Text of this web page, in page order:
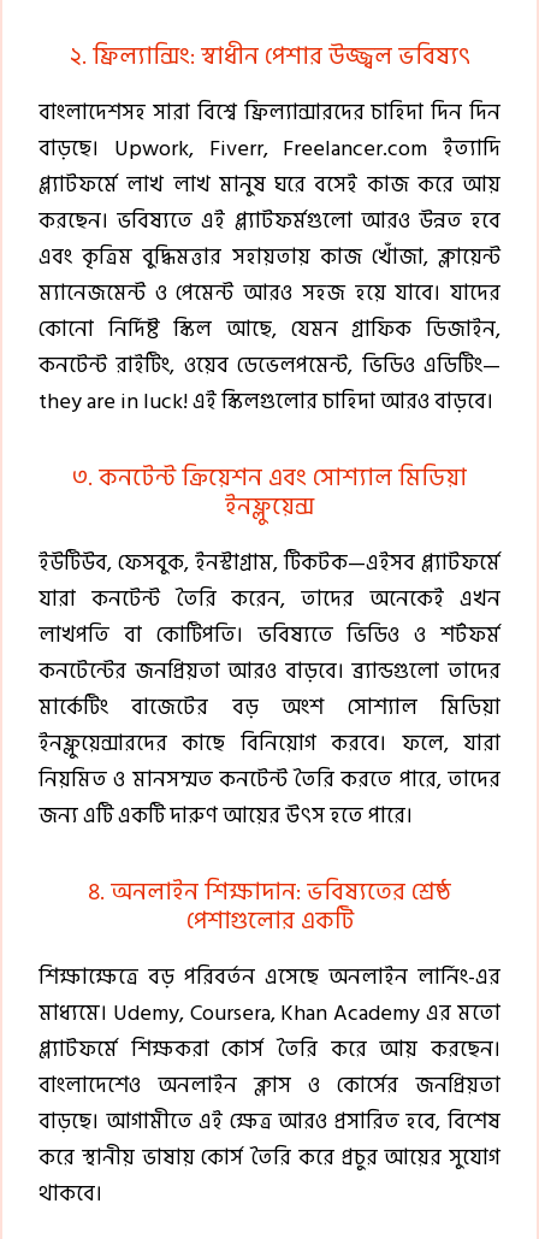
২. ফ্রিল্যান্সিং: স্বাধীন পেশার উজ্জ্বল ভবিষ্যৎ
বাংলাদেশসহ সারা বিশ্বে ফ্রিল্যান্সারদের চাহিদা দিন দিন
বাড়ছে। Upwork, Fiverr, Freelancer.com ইত্যাদি
প্ল্যাটফর্মে লাখ লাখ মানুষ ঘরে বসেই কাজ করে আয়
করছেন। ভবিষ্যতে এই প্ল্যাটফর্মগুলো আরও উন্নত হবে
এবং কৃত্রিম বুদ্ধিমত্তার সহায়তায় কাজ খোঁজা, ক্লায়েন্ট
ম্যানেজমেন্ট ও পেমেন্ট আরও সহজ হয়ে যাবে। যাদের
কোনো নির্দিষ্ট স্কিল আছে, যেমন গ্রাফিক ডিজাইন,
কনটেন্ট রাইটিং, ওয়েব ডেভেলপমেন্ট, ভিডিও এডিটিং—
they are in luck! এই স্কিলগুলোর চাহিদা আরও বাড়বে।
৩. কনটেন্ট ক্রিয়েশন এবং সোশ্যাল মিডিয়া
ইনফ্লুয়েন্স
ইউটিউব, ফেসবুক, ইনস্টাগ্রাম, টিকটক—এইসব প্ল্যাটফর্মে
যারা কনটেন্ট তৈরি করেন, তাদের অনেকেই এখন
লাখপতি বা কোটিপতি। ভবিষ্যতে ভিডিও ও শর্টফর্ম
কনটেন্টের জনপ্রিয়তা আরও বাড়বে। ব্র্যান্ডগুলো তাদের
মার্কেটিং বাজেটের বড় অংশ সোশ্যাল মিডিয়া
ইনফ্লুয়েন্সারদের কাছে বিনিয়োগ করবে। ফলে, যারা
নিয়মিত ও মানসম্মত কনটেন্ট তৈরি করতে পারে, তাদের
জন্য এটি একটি দারুণ আয়ের উৎস হতে পারে।
৪. অনলাইন শিক্ষাদান: ভবিষ্যতের শ্রেষ্ঠ
পেশাগুলোর একটি
শিক্ষাক্ষেত্রে বড় পরিবর্তন এসেছে অনলাইন লার্নিং-এর
মাধ্যমে। Udemy, Coursera, Khan Academy এর মতো
প্ল্যাটফর্মে শিক্ষকরা কোর্স তৈরি করে আয় করছেন।
বাংলাদেশেও অনলাইন ক্লাস ও কোর্সের জনপ্রিয়তা
বাড়ছে। আগামীতে এই ক্ষেত্র আরও প্রসারিত হবে, বিশেষ
করে স্থানীয় ভাষায় কোর্স তৈরি করে প্রচুর আয়ের সুযোগ
থাকবে।